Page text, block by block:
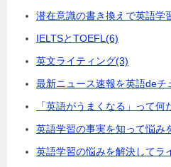
潜在意識の書き換えで英語学
IELTSとTOEFL (6)
英文ライティング(3)
最新ニュース速報を英語deチ
「英語がうまくなる」って何
英語学習の事実を知って悩み
英語学習の悩みを解決してラ